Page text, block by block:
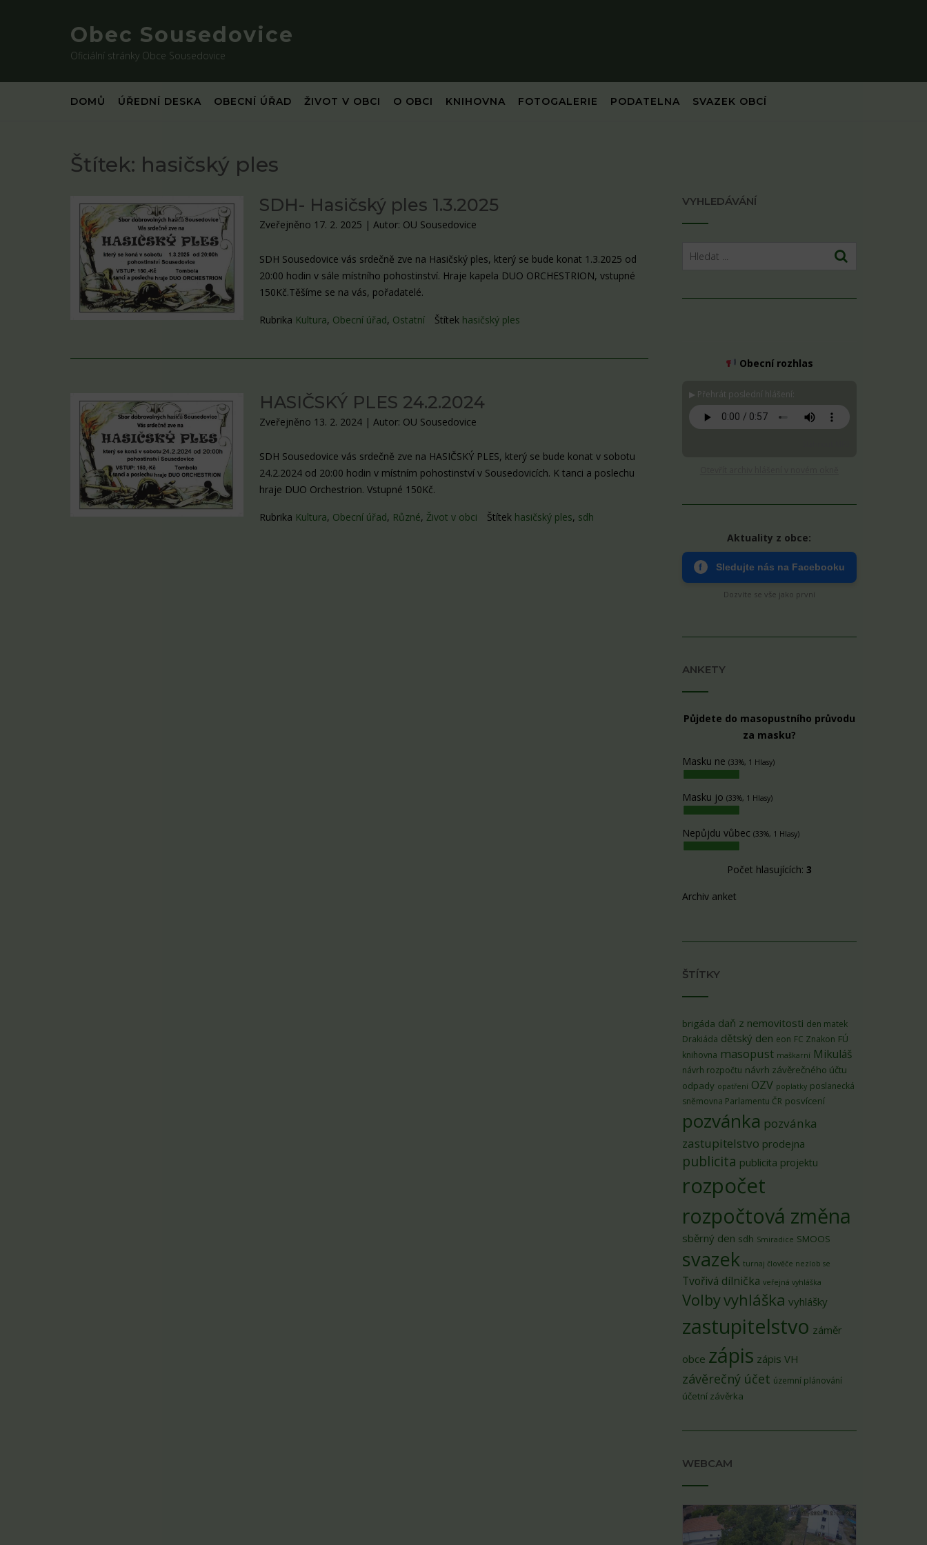
Obec Sousedovice
Oficiální stránky Obce Sousedovice
DOMŮ ÚŘEDNÍ DESKA OBECNÍ ÚŘAD ŽIVOT V OBCI O OBCI KNIHOVNA FOTOGALERIE PODATELNA SVAZEK OBCÍ
Štítek: hasičský ples
SDH- Hasičský ples 1.3.2025
Zveřejněno 17. 2. 2025 | Autor: OU Sousedovice
SDH Sousedovice vás srdečně zve na Hasičský ples, který se bude konat 1.3.2025 od
20:00 hodin v sále místního pohostinství. Hraje kapela DUO ORCHESTRION, vstupné
150Kč.Těšíme se na vás, pořadatelé.
Rubrika Kultura, Obecní úřad, Ostatní Štítek hasičský ples
HASIČSKÝ PLES 24.2.2024
Zveřejněno 13. 2. 2024 | Autor: OU Sousedovice
SDH Sousedovice vás srdečně zve na HASIČSKÝ PLES, který se bude konat v sobotu
24.2.2024 od 20:00 hodin v místním pohostinství v Sousedovicích. K tanci a poslechu
hraje DUO Orchestrion. Vstupné 150Kč.
Rubrika Kultura, Obecní úřad, Různé, Život v obci Štítek hasičský ples, sdh
VYHLEDÁVÁNÍ
Obecní rozhlas
▶ Přehrát poslední hlášení:
Aktuality z obce:
f Sledujte nás na Facebooku
Dozvíte se vše jako první
ANKETY
Půjdete do masopustního průvodu
za masku?
Masku ne (33%, 1 Hlasy)
Masku jo (33%, 1 Hlasy)
Nepůjdu vůbec (33%, 1 Hlasy)
Počet hlasujících: 3
Archiv anket
ŠTÍTKY
brigáda daň z nemovitosti den matek
Drakiáda dětský den eon FC Znakon FÚ
knihovna masopust maškarní Mikuláš
návrh rozpočtu návrh závěrečného účtu
odpady opatření OZV poplatky poslanecká
sněmovna Parlamentu ČR posvícení
pozvánka pozvánka
zastupitelstvo prodejna
publicita publicita projektu
rozpočet
rozpočtová změna
sběrný den sdh Smiradice SMOOS
svazek turnaj člověče nezlob se
Tvořivá dílnička veřejná vyhláška
Volbyvyhláška vyhlášky
zastupitelstvo záměr
obce zápis zápis VH
závěrečný účet územní plánování
účetní závěrka
WEBCAM